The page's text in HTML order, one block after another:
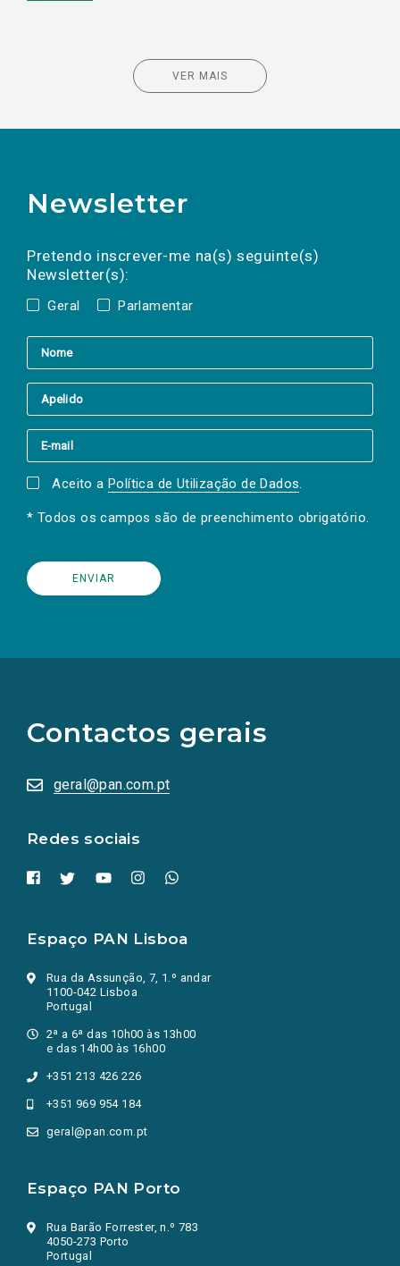
VER MAIS
Newsletter
Pretendo inscrever-me na(s) seguinte(s)
Newsletter(s):
Geral Parlamentar
a(s) newsletter(s).
mail
Aceito a Política de Utilização de Dados.
* Todos os campos são de preenchimento obrigatório.
Contactos gerais
geral@pan.com.pt
Redes sociais
redes
sociais
numa
nova
Espaço PAN Lisboa
Rua da Assunção, 7, 1.º andar
1100-042 Lisboa
Portugal
2ª a 6ª das 10h00 às 13h00
e das 14h00 às 16h00
+351 213 426 226
+351 969 954 184
geral@pan.com.pt
Espaço PAN Porto
Rua Barão Forrester, n.º 783
4050-273 Porto
Portugal